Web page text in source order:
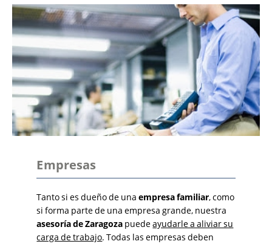
Empresas
Tanto si es dueño de unaempresa familiar, como
si forma parte de una empresa grande, nuestra
asesoría de Zaragoza puedeayudarle a aliviar su
carga de trabajo. Todas las empresas deben